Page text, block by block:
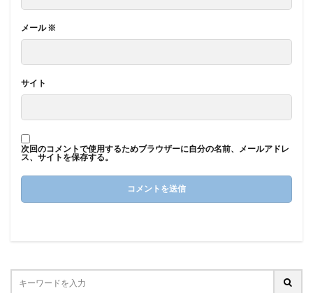
メール※
サイト
次回のコメントで使用するためブラウザーに自分の名前、メールアドレ
ス、サイトを保存する。